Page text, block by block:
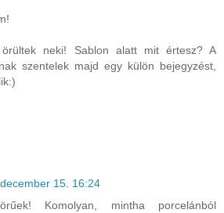
neki! Sablon alatt mit értesz? A
szentelek majd egy külön bejegyzést,
15. 16:24
Komolyan, mintha porcelánból